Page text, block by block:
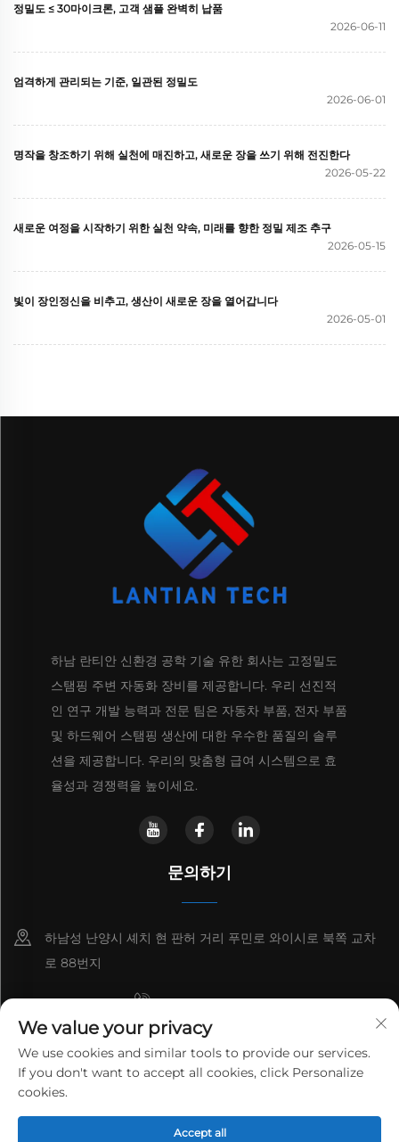
정밀도 ≤ 30마이크론, 고객 샘플 완벽히 납품
2026-06-11
엄격하게 관리되는 기준, 일관된 정밀도
2026-06-01
명작을 창조하기 위해 실천에 매진하고, 새로운 장을 쓰기 위해 전진한다
2026-05-22
새로운 여정을 시작하기 위한 실천 약속, 미래를 향한 정밀 제조 추구
2026-05-15
빛이 장인정신을 비추고, 생산이 새로운 장을 열어갑니다
2026-05-01
하남 란티안 신환경 공학 기술 유한 회사는 고정밀도
스탬핑 주변 자동화 장비를 제공합니다. 우리 선진적
인 연구 개발 능력과 전문 팀은 자동차 부품, 전자 부품
및 하드웨어 스탬핑 생산에 대한 우수한 품질의 솔루
션을 제공합니다. 우리의 맞춤형 급여 시스템으로 효
율성과 경쟁력을 높이세요.
문의하기
하남성 난양시 셰치 현 판허 거리 푸민로 와이시로 북쪽 교차
로 88번지
+8615993153189
+86-13137795975
[email protected]
PROTECTION ENGINEERING TECHNOLOGY CO., LTD. 모든 권리
We value your privacy
We use cookies and similar tools to provide our services.
If you don't want to accept all cookies, click Personalize
cookies.
Accept all